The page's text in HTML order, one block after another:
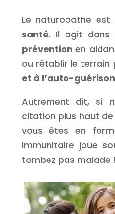
Le naturopathe est
santé. Il agit dans
préventionen
ou rétablir le
et à l’auto-
Autrement dit, si
citation plus haut de
vous êtes en
immunitaire joue
tombez pas malade !